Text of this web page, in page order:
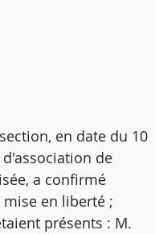
en date du 10
de
a confirmé
en liberté ;
présents : M.